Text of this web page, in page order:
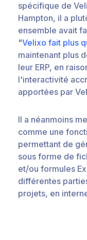
spécifique de
Hampton, il a
ensemble avait
"Velixo fait plus
maintenant plus
leur ERP, en
l'interactivité
apportées par
Il a néanmoins
comme une
permettant de
sous forme de
et/ou formules
différentes
projets, en